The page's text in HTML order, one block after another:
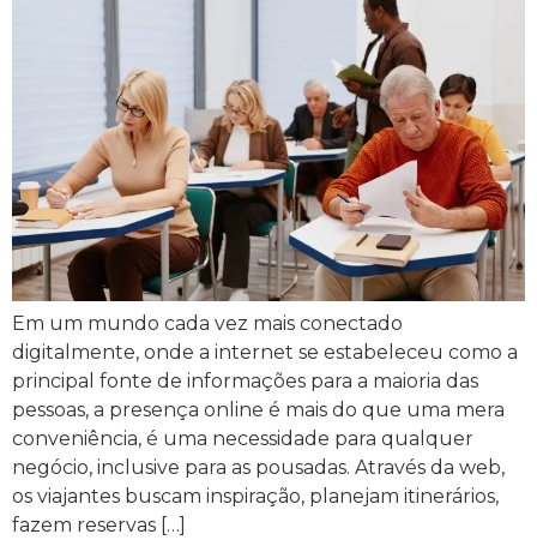
Em um mundo cada vez mais conectado
digitalmente, onde a internet se estabeleceu como a
principal fonte de informações para a maioria das
pessoas, a presença online é mais do que uma mera
conveniência, é uma necessidade para qualquer
negócio, inclusive para as pousadas. Através da web,
os viajantes buscam inspiração, planejam itinerários,
fazem reservas […]